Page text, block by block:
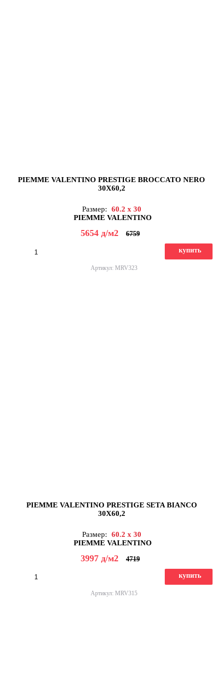
PIEMME VALENTINO PRESTIGE BROCCATO NERO
30X60,2
Размер:
60.2 x 30
PIEMME VALENTINO
5654 д/м2 6759
купить
Артикул: MRV323
PIEMME VALENTINO PRESTIGE SETA BIANCO
30X60,2
Размер:
60.2 x 30
PIEMME VALENTINO
3997 д/м2 4719
купить
Артикул: MRV315